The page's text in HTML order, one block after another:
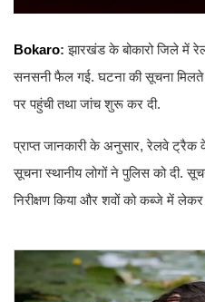
Bokaro: झारखंड के बोकारो जिले में
सनसनी फैल गई. घटना की सूचना मिलते
पर पहुंची तथा जांच शुरू कर दी.
प्राप्त जानकारी के अनुसार, रेलवे ट्रैक
सूचना स्थानीय लोगों ने पुलिस को दी.
निरीक्षण किया और शवों को कब्जे में लेकर